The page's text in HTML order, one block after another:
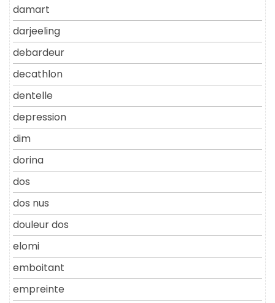
damart
darjeeling
debardeur
decathlon
dentelle
depression
dim
dorina
dos
dos nus
douleur dos
elomi
emboitant
empreinte